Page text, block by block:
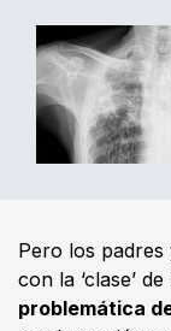
Pero los
con la ‘clase’
problemática